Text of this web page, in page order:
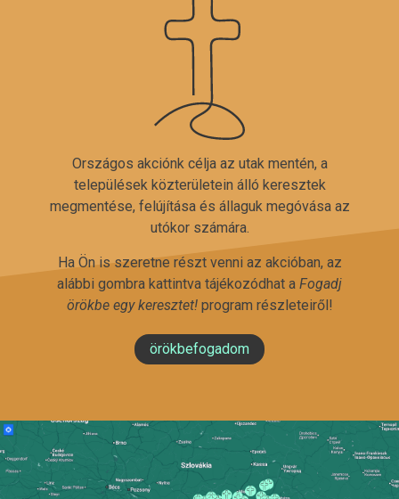
Országos akciónk célja az utak mentén, a
települések közterületein álló keresztek
megmentése, felújítása és állaguk megóvása az
utókor számára.
Ha Ön is szeretne részt venni az akcióban, az
alábbi gombra kattintva tájékozódhat a Fogadj
örökbe egy keresztet!program részleteiről!
örökbefogadom